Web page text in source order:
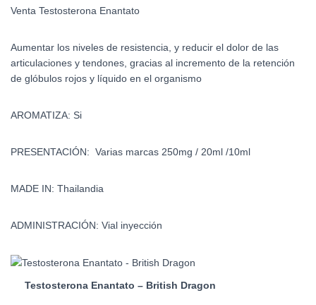
Venta Testosterona Enantato
Aumentar los niveles de resistencia, y reducir el dolor de las
articulaciones y tendones, gracias al incremento de la retención
de glóbulos rojos y líquido en el organismo
AROMATIZA: Si
PRESENTACIÓN: Varias marcas 250mg / 20ml /10ml
MADE IN: Thailandia
ADMINISTRACIÓN: Vial inyección
Testosterona Enantato – British Dragon